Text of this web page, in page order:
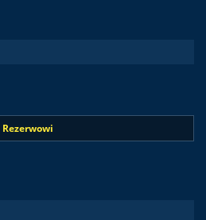
Rezerwowi